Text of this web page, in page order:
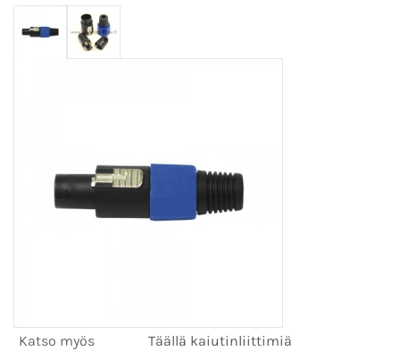
Katso myös
Täällä kaiutinliittimiä